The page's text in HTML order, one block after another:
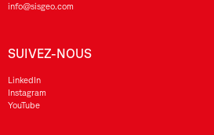
info@sisgeo.com
SUIVEZ-NOUS
LinkedIn
Instagram
YouTube